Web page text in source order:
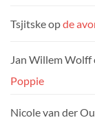
Tsjitskeopde
Jan Willem Wolff
Poppie
Nicole van der